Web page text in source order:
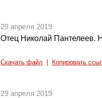
29 апреля 2019
Отец Николай Пантелеев.
Скачать файл Копировать
29 апреля 2019